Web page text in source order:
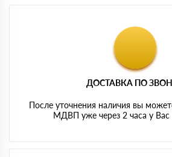
ДОСТАВКА ПО
После уточнения наличия вы
МДВП уже через 2 часа у Вас